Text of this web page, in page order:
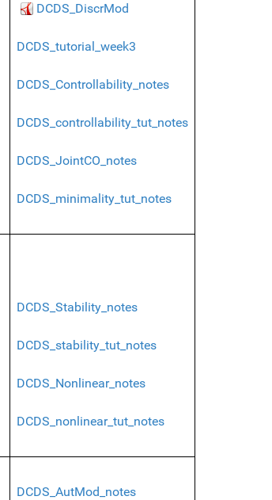
DCDS_DiscrMod
DCDS_tutorial_week3
DCDS_Controllability_notes
DCDS_controllability_tut_notes
DCDS_JointCO_notes
DCDS_minimality_tut_notes
DCDS_Stability_notes
DCDS_stability_tut_notes
DCDS_Nonlinear_notes
DCDS_nonlinear_tut_notes
DCDS_AutMod_notes